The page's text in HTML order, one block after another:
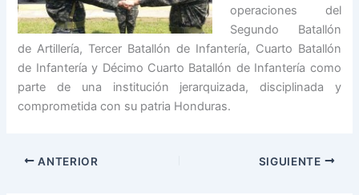
operaciones del
Segundo Batallón
de Artillería, Tercer Batallón de Infantería, Cuarto Batallón
de Infantería y Décimo Cuarto Batallón de Infantería como
parte de una institución jerarquizada, disciplinada y
comprometida con su patria Honduras.
ANTERIOR SIGUIENTE